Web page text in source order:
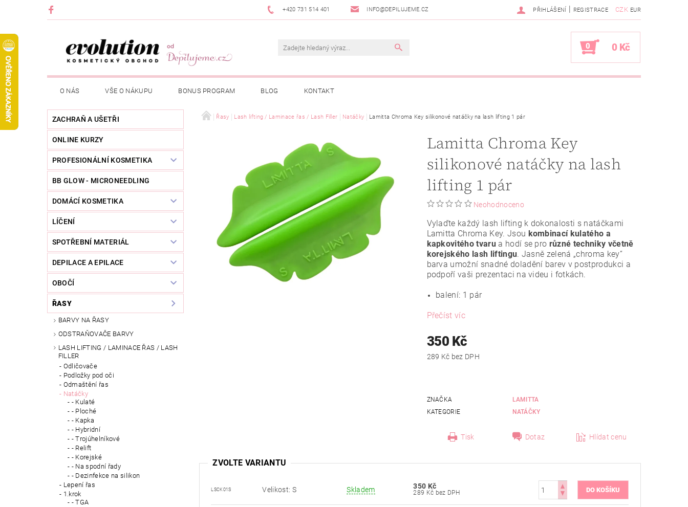
+420 731 514 401 INFO@DEPILUJEME.CZ CZK EUR
PŘIHLÁŠENÍ | REGISTRACE
0 0 Kč
O NÁS VŠE O NÁKUPU BONUS PROGRAM BLOG KONTAKT
ZACHRAŇ A UŠETŘI
ONLINE KURZY
PROFESIONÁLNÍ KOSMETIKA
BB GLOW - MICRONEEDLING
DOMÁCÍ KOSMETIKA
LÍČENÍ
SPOTŘEBNÍ MATERIÁL
DEPILACE A EPILACE
OBOČÍ
ŘASY
BARVY NA ŘASY
ODSTRAŇOVAČE BARVY
LASH LIFTING / LAMINACE ŘAS / LASH
FILLER
Odličovače
Podložky pod oči
Odmaštění řas
Natáčky
- Kulaté
- Ploché
- Kapka
- Hybridní
- Trojúhelníkové
- Relift
- Korejské
- Na spodní řady
- Dezinfekce na silikon
Lepení řas
1.krok
- TGA
Řasy Lash lifting / Laminace řas / Lash Filler Natáčky Lamitta Chroma Key silikonové natáčky na lash lifting 1 pár
Lamitta Chroma Key
silikonové natáčky na lash
lifting 1 pár
Neohodnoceno
Vylaďte každý lash lifting k dokonalosti s natáčkami
Lamitta Chroma Key. Jsou kombinací kulatého a
kapkovitého tvarua hodí se pro různé techniky včetně
korejského lash liftingu. Jasně zelená „chroma key“
barva umožní snadné doladění barev v postprodukci a
podpoří vaši prezentaci na videu i fotkách.
balení: 1 pár
Přečíst víc
350 Kč
289 Kč bez DPH
ZNAČKA
LAMITTA
KATEGORIE
NATÁČKY
Tisk Dotaz Hlídat cenu
ZVOLTE VARIANTU
LSCK01S Velikost: S Skladem 350 Kč
289 Kč bez DPH